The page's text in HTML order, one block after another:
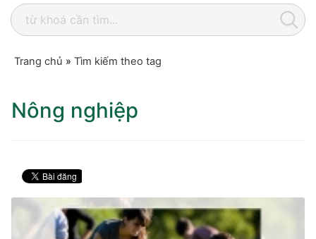
Trang chủ » Tìm kiếm theo tag
Nông nghiệp